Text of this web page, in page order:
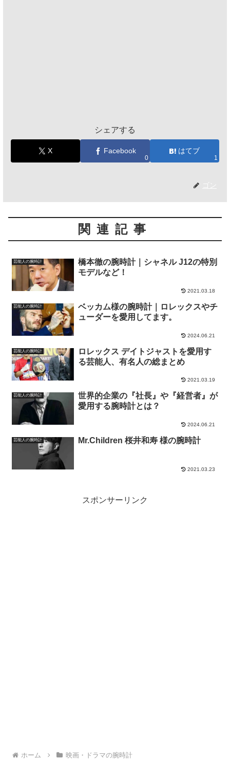
シェアする
X Facebook
0
はてブ
1
ゴン
関連記事
芸能人の腕時計
橋本徹の腕時計｜シャネル J12の特別
モデルなど！
2021.03.18
芸能人の腕時計
ベッカム様の腕時計｜ロレックスやチ
ューダーを愛用してます。
2024.06.21
芸能人の腕時計
ロレックス デイトジャストを愛用す
る芸能人、有名人の総まとめ
2021.03.19
芸能人の腕時計
世界的企業の『社長』や『経営者』が
愛用する腕時計とは？
2024.06.21
芸能人の腕時計 Mr.Children 桜井和寿 様の腕時計
2021.03.23
スポンサーリンク
ホーム 映画・ドラマの腕時計